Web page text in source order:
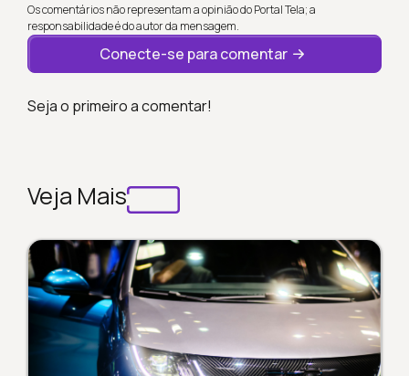
Os comentários não representam a opinião do Portal Tela; a
responsabilidade é do autor da mensagem.
Conecte-se para comentar
Seja o primeiro a comentar!
Veja Mais